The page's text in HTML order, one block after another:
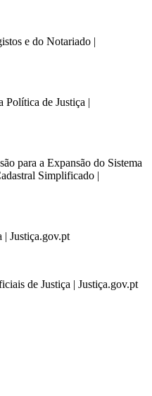
e do Notariado |
Política de Justiça |
para a Expansão do Sistema
Simplificado |
| Justiça.gov.pt
de Justiça | Justiça.gov.pt